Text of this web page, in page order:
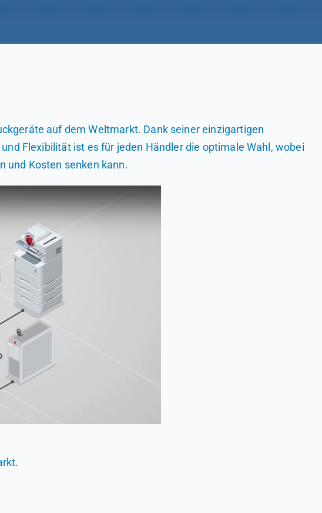
auf dem Weltmarkt. Dank seiner einzigartigen
Flexibilität ist es für jeden Händler die optimale Wahl, wobei
und Kosten senken kann.